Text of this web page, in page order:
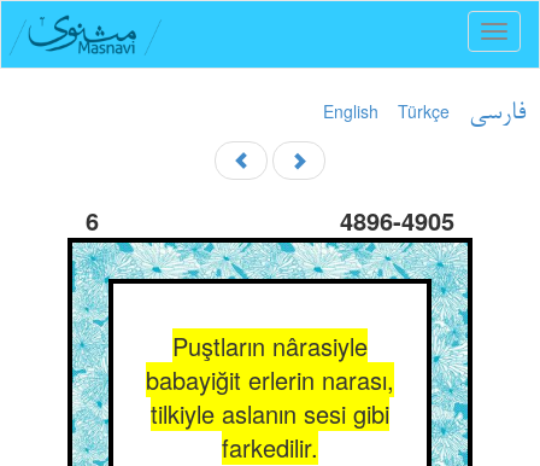
English Türkçe فارسی
6 4896-4905
Puştların nârasiyle
babayiğit erlerin narası,
tilkiyle aslanın sesi gibi
farkedilir.